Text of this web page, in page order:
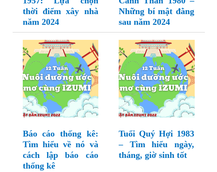
thời điểm xây nhà
năm 2024
Những bí mật đằng
sau năm 2024
Báo cáo thống kê:
Tìm hiểu về nó và
cách lập báo cáo
thống kê
Tuổi Quý Hợi 1983
– Tìm hiểu ngày,
tháng, giờ sinh tốt